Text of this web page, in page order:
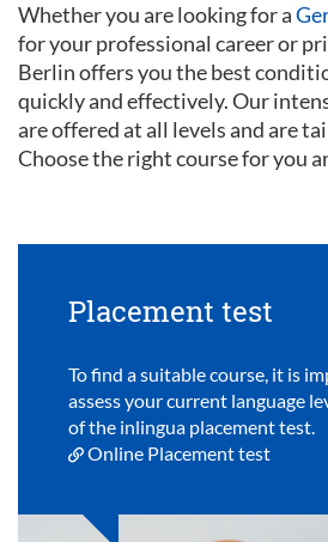
Whether you are looking for a
for your professional career or
Berlin offers you the best
quickly and effectively. Our
are offered at all levels and are
Choose the right course for you
Placement test
To find a suitable course, it is
assess your current language
of the inlingua placement test.
Online Placement test